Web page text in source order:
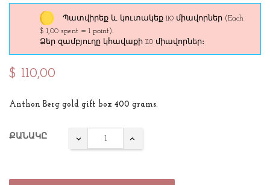
Պատվիրեք և կուտակեք 110 միավորներ (Each
$ 1,00 spent = 1 point).
Ձեր զամբյուղը կհավաքի 110 միավորներ։
$ 110,00
Anthon Berg gold gift box 400 grams.
ՔԱՆԱԿԸ